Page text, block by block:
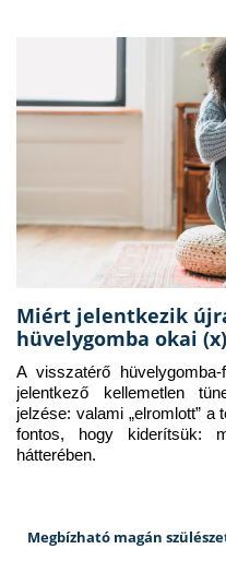
Miért jelentkezik
hüvelygomba okai (x)
A visszatérő
jelentkező kellemetlen
jelzése: valami „elromlott”
fontos, hogy kiderítsük:
hátterében.
Megbízható magán